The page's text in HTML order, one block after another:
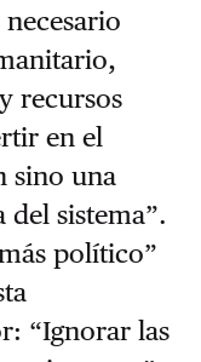
recursos
en el
sino una
del sistema”.
político”
“Ignorar las